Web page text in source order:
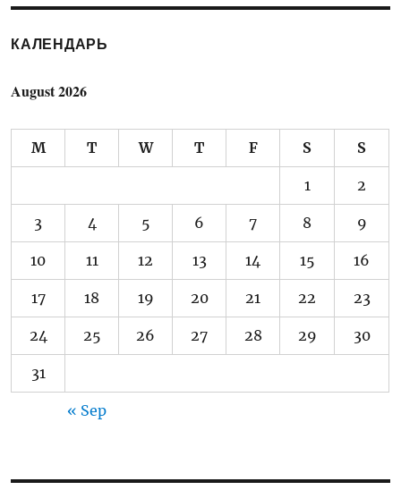
КАЛЕНДАРЬ
August 2026
M T W T F S S
1 2
3 4 5 6 7 8 9
10 11 12 13 14 15 16
17 18 19 20 21 22 23
24 25 26 27 28 29 30
31
« Sep